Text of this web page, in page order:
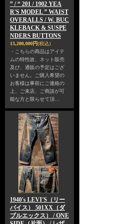
” / “ 201 / 1902 YEA
R'S MODEL ” WAIST
OVERALLS / W. BUC
KLEBACK & SUSPE
NDERS BUTTONS
13,200,000円(税込)
・こちらの商品はアイテ
ムの特性故、ネット販売
及び、通販の予定はござ
いません。ご購入希望の
お客様は事前にご連絡の
上、ご来店、ご商談が可
能な方と限らせて頂…
1940's LEVI'S（リー
バイス） 501XX（ダ
ブルエックス） / ONE